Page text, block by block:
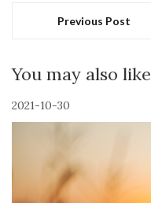
Previous Post
You may also like
2021-10-30